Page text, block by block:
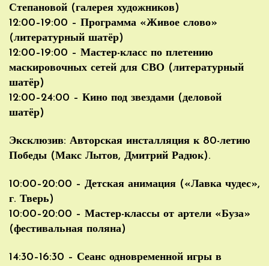
Степановой (галерея художников)
12:00–19:00 – Программа «Живое слово»
(литературный шатёр)
12:00–19:00 – Мастер-класс по плетению
маскировочных сетей для СВО (литературный
шатёр)
12:00–24:00 – Кино под звездами (деловой
шатёр)
Эксклюзив: Авторская инсталляция к 80-летию
Победы (Макс Лытов, Дмитрий Радюк).
10:00–20:00 – Детская анимация («Лавка чудес»,
г. Тверь)
10:00–20:00 – Мастер-классы от артели «Буза»
(фестивальная поляна)
14:30–16:30 – Сеанс одновременной игры в